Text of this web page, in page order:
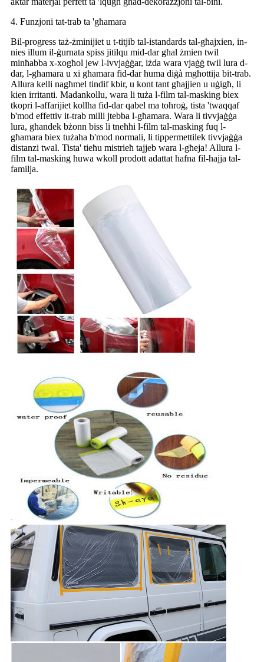
4. Funzjoni tat-trab ta 'għamara
Bil-progress taż-żminijiet u t-titjib tal-istandards tal-għajxien, in-
nies illum il-ġurnata spiss jitilqu mid-dar għal żmien twil
minħabba x-xogħol jew l-ivvjaġġar, iżda wara vjaġġ twil lura d-
dar, l-għamara u xi għamara fid-dar huma diġà mgħottija bit-trab.
Allura kelli nagħmel tindif kbir, u kont tant għajjien u uġigħ, li
kien irritanti. Madankollu, wara li tuża l-film tal-masking biex
tkopri l-affarijiet kollha fid-dar qabel ma toħroġ, tista 'twaqqaf
b'mod effettiv it-trab milli jtebba l-għamara. Wara li tivvjaġġa
lura, għandek bżonn biss li tneħħi l-film tal-masking fuq l-
għamara biex tużaha b'mod normali, li tippermettilek tivvjaġġa
distanzi twal. Tista' tieħu mistrieħ tajjeb wara l-għeja! Allura l-
film tal-masking huwa wkoll prodott adattat ħafna fil-ħajja tal-
familja.